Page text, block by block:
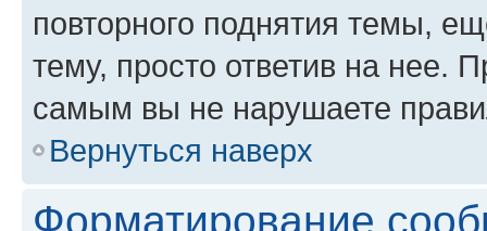
повторного поднятия темы,
тему, просто ответив на нее.
самым вы не нарушаете
Вернуться наверх
Форматирование